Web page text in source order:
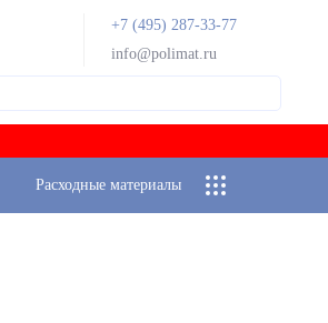
+7 (495) 287-33-77
info@polimat.ru
Расходные материалы